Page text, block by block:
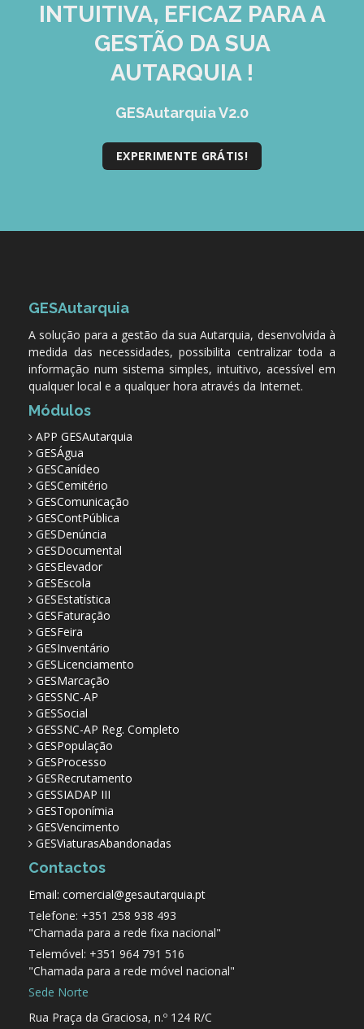
INTUITIVA, EFICAZ PARA A
GESTÃO DA SUA
AUTARQUIA !
GESAutarquia V2.0
EXPERIMENTE GRÁTIS!
GESAutarquia
A solução para a gestão da sua Autarquia, desenvolvida à
medida das necessidades, possibilita centralizar toda a
informação num sistema simples, intuitivo, acessível em
qualquer local e a qualquer hora através da Internet.
Módulos
APP GESAutarquia
GESÁgua
GESCanídeo
GESCemitério
GESComunicação
GESContPública
GESDenúncia
GESDocumental
GESElevador
GESEscola
GESEstatística
GESFaturação
GESFeira
GESInventário
GESLicenciamento
GESMarcação
GESSNC-AP
GESSocial
GESSNC-AP Reg. Completo
GESPopulação
GESProcesso
GESRecrutamento
GESSIADAP III
GESToponímia
GESVencimento
GESViaturasAbandonadas
Contactos
Email: comercial@gesautarquia.pt
Telefone: +351 258 938 493
"Chamada para a rede fixa nacional"
Telemóvel: +351 964 791 516
"Chamada para a rede móvel nacional"
Sede Norte
Rua Praça da Graciosa, n.º 124 R/C